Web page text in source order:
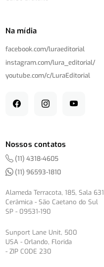
Na mídia
facebook.com/luraeditorial
instagram.com/lura_editorial/
youtube.com/c/LuraEditorial
Nossos contatos
(11) 4318-4605
(11) 96593-1810
Alameda Terracota, 185, Sala 631
Cerâmica - São Caetano do Sul
SP - 09531-190
Sunport Lane Unit, 500
USA - Orlando, Florida
- ZIP CODE 230